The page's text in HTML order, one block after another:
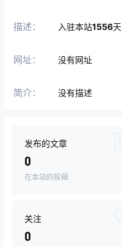
描述： 入驻本站1556天
网址： 没有网址
简介： 没有描述
发布的文章
0
在本站的投稿
关注
0